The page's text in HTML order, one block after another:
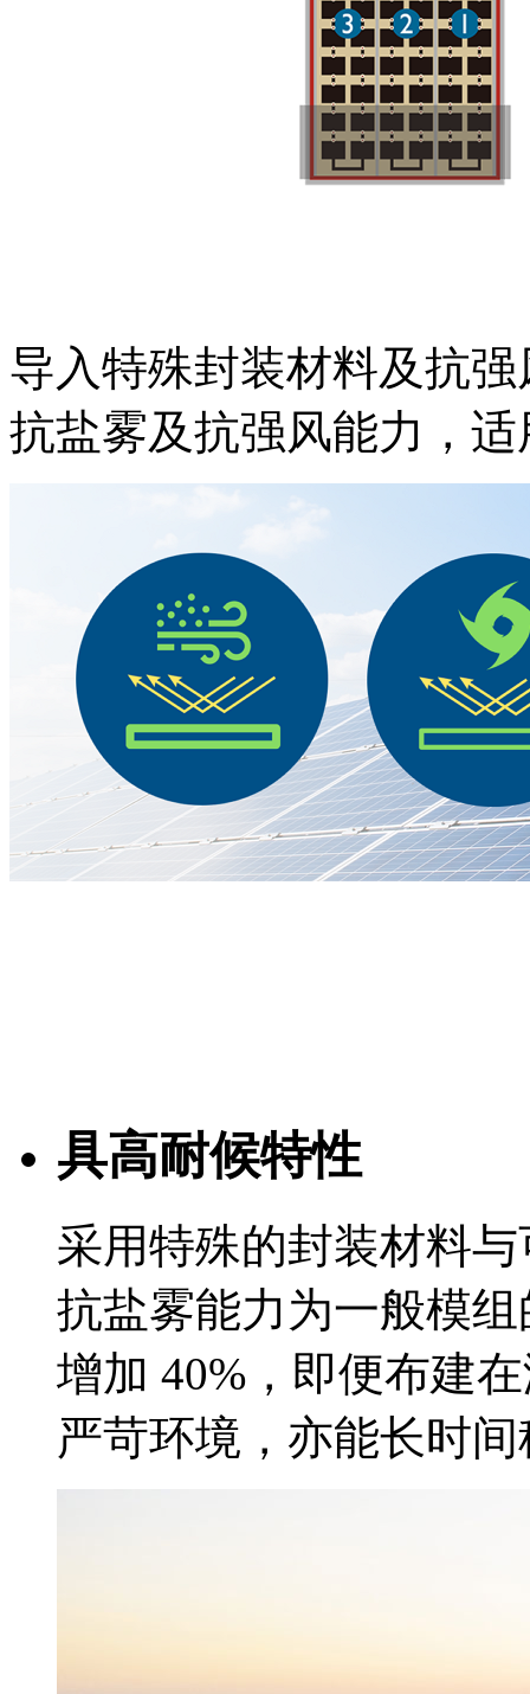
导入特殊封装材料及抗
抗盐雾及抗强风能力，
具高耐候特性
采用特殊的封装材料
抗盐雾能力为一般模
增加 40%，即便布建
严苛环境，亦能长时